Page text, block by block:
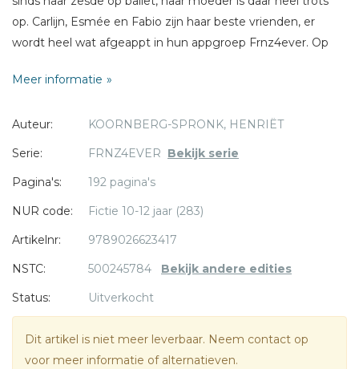
op. Carlijn, Esmée en Fabio zijn haar beste vrienden, er
wordt heel wat afgeappt in hun appgroep Frnz4ever. Op
schoolvoetbaltoernooi, en gaat ze stiekem trainen. Maar
Kan ze wel een voetballende ballerina zijn? Een
humoristische nieuwe serie over sporten voor jongens en
wielrenner.
Meer informatie
Auteur:
KOORNBERG-SPRONK, HENRIËT
Serie:
FRNZ4EVER Bekijk serie
Pagina's:
192 pagina's
NUR code:
Fictie 10-12 jaar (283)
Artikelnr:
9789026623417
NSTC:
500245784 Bekijk andere edities
Status:
Uitverkocht
Dit artikel is niet meer leverbaar. Neem contact op
voor meer informatie of alternatieven.
Bericht *